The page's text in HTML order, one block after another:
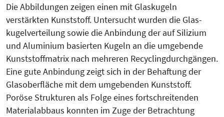
Die Abbil­dun­gen zeigen einen mit Glas­kugeln
verstärkten Kunst­stoff. Unter­sucht wurden die Glas­­­
kugel­ver­teilung sowie die Anbin­dung der auf Silizium
und Alu­mi­nium ba­sier­ten Kugeln an die umgebende
Kunst­stoffmatrix nach mehreren Recyc­ling­durchgängen.
Eine gute Anbin­dung zeigt sich in der Be­haf­tung der
Glasoberfläche mit dem umgebenden Kunststoff.
Poröse Struk­turen als Folge eines fortschreitenden
Materialabbaus konnten im Zuge der Betrachtung